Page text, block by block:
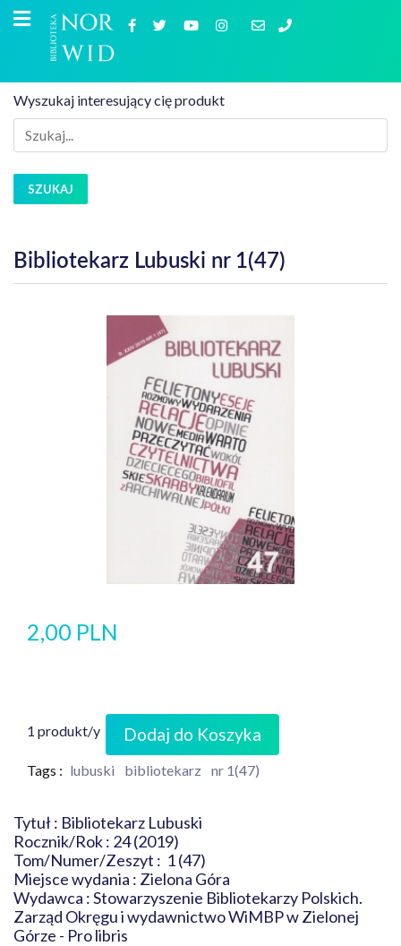
Wyszukaj interesujący cię produkt
SZUKAJ
Bibliotekarz Lubuski nr 1(47)
2,00 PLN
1 produkt/y Dodaj do Koszyka
Tags : lubuski bibliotekarz nr 1(47)
Tytuł : Bibliotekarz Lubuski
Rocznik/Rok : 24 (2019)
Tom/Numer/Zeszyt : 1 (47)
Miejsce wydania : Zielona Góra
Wydawca : Stowarzyszenie Bibliotekarzy Polskich.
Zarząd Okręgu i wydawnictwo WiMBP w Zielonej
Górze - Pro libris